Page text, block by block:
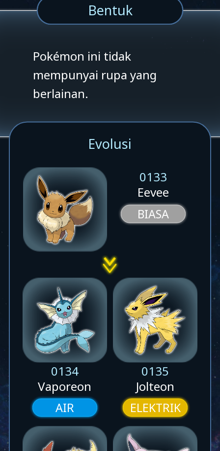
Bentuk
Pokémon ini tidak
mempunyai rupa yang
berlainan.
Evolusi
0133
Eevee
BIASA
0134
Vaporeon
AIR
0135
Jolteon
ELEKTRIK